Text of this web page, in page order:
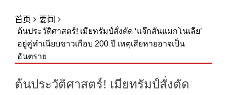
首页
要闻
ต้นประวัติศาสตร์! เมียทรัมป์สั่งตัด ‘แจ๊กสันแมกโนเลีย’
อยู่คู่ทำเนียบขาวเกือบ 200 ปี เหตุเสียหายอาจเป็น
อันตราย
ต้นประวัติศาสตร์! เมียทรัมป์สั่งตัด